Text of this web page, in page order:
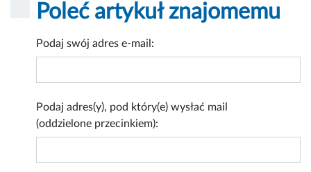
Poleć artykuł znajomemu
Podaj swój adres e-mail:
Podaj adres(y), pod który(e) wysłać mail
(oddzielone przecinkiem):